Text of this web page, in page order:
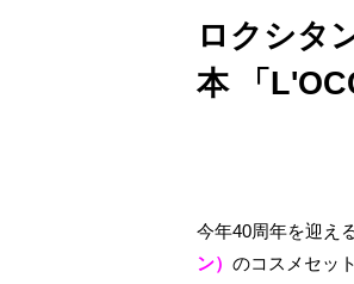
ロクシタ
本 「
今年40周年を迎え
ン） のコスメセッ